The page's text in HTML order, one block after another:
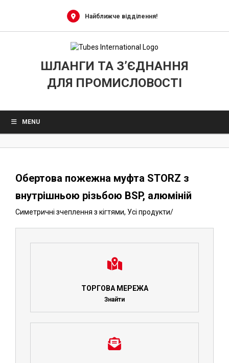
Найближче відділення!
ШЛАНГИ ТА З’ЄДНАННЯ
ДЛЯ ПРОМИСЛОВОСТІ
MENU
Обертова пожежна муфта STORZ з
внутрішньою різьбою BSP, алюміній
Симетричні зчеплення з кігтями, Усі продукти/
ТОРГОВА МЕРЕЖА
Знайти